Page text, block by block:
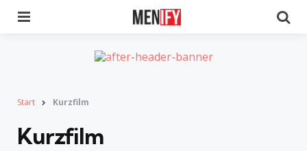
Start Kurzfilm
Kurzfilm